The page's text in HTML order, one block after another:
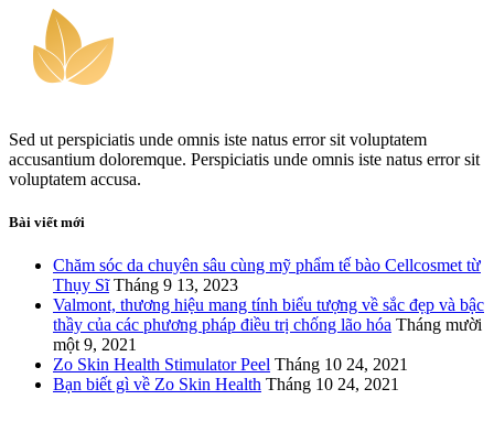
Sed ut perspiciatis unde omnis iste natus error sit voluptatem
accusantium doloremque. Perspiciatis unde omnis iste natus error sit
voluptatem accusa.
Bài viết mới
Chăm sóc da chuyên sâu cùng mỹ phẩm tế bào Cellcosmet từ
Thụy Sĩ Tháng 9 13, 2023
Valmont, thương hiệu mang tính biểu tượng về sắc đẹp và bậc
thầy của các phương pháp điều trị chống lão hóa Tháng mười
một 9, 2021
Zo Skin Health Stimulator Peel Tháng 10 24, 2021
Bạn biết gì về Zo Skin Health Tháng 10 24, 2021